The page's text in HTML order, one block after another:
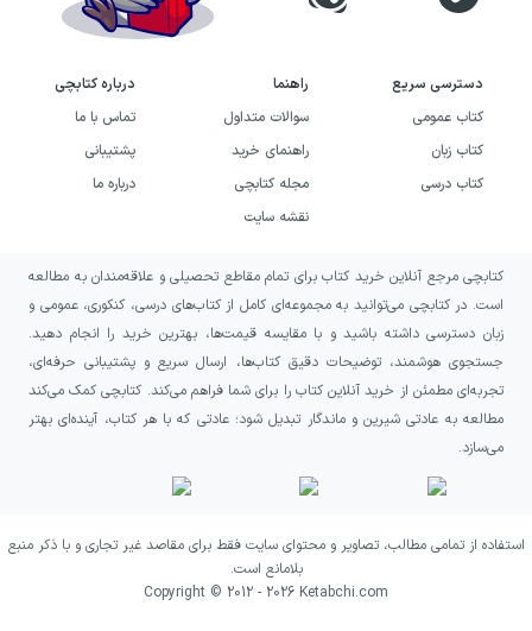
دسترسی سریع
کتاب عمومی
کتاب زبان
کتاب درسی
راهنما
سوالات متداول
راهنمای خرید
مجله کتابچی
نقشه سایت
درباره کتابچی
تماس با ما
پشتیبانی
درباره ما
کتابچی مرجع آنلاین خرید کتاب برای تمام مقاطع تحصیلی و علاقه‌مندان به مطالعه
است. در کتابچی می‌توانید به مجموعه‌ای کامل از کتاب‌های درسی، کنکوری، عمومی و
زبان دسترسی داشته باشید و با مقایسه قیمت‌ها، بهترین خرید را انجام دهید.
جستجوی هوشمند، توضیحات دقیق کتاب‌ها، ارسال سریع و پشتیبانی حرفه‌ای،
تجربه‌ای مطمئن از خرید آنلاین کتاب را برای شما فراهم می‌کند. کتابچی کمک می‌کند
مطالعه به عادتی شیرین و ماندگار تبدیل شود؛ عادتی که با هر کتاب، آینده‌ای بهتر
می‌سازد.
استفاده از تمامی مطالب، تصاویر و محتوای سایت فقط برای مقاصد غیر تجاری و با ذکر منبع
بلامانع است.
Copyright © 2012 - 2026 Ketabchi.com